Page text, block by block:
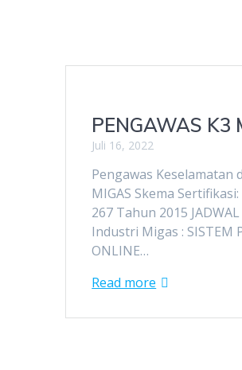
PENGAWAS K3
Juli 16, 2022
Pengawas Keselamatan
MIGAS Skema
267 Tahun 2015
Industri Migas : SISTEM
ONLINE…
Read more